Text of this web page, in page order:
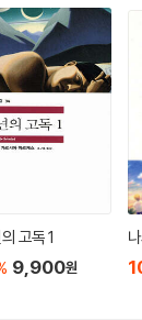
난다. 예를 들어
살아 있는 사람
지 않다가 뱀이 되
이 세상에 태어난
. 한 작품 인물이
군 병정의 투구
우유가 끓지 않
거린다. 그런가
날아가 이 지상
고독 1
9,900원